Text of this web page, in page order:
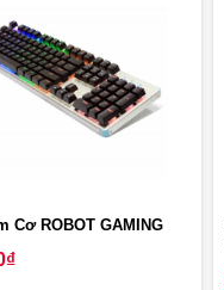
Cơ ROBOT GAMING
₫